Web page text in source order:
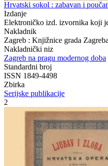
Hrvatski sokol : zabavan i
Izdanje
Elektroničko izd. izvornika koji
Nakladnik
Zagreb : Knjižnice grada
Nakladnički niz
Zagreb na pragu modernog doba
Standardni broj
ISSN 1849-4498
Zbirka
Serijske publikacije
2